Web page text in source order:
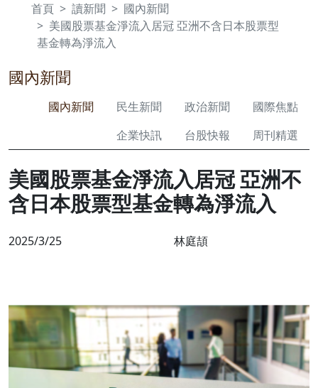
首頁 讀新聞
國內新聞
美國股票基金淨流入居冠 亞洲不含日本股票型
基金轉為淨流入
國內新聞
國內新聞 民生新聞 政治新聞
國際焦點
企業快訊
台股快報 周刊精選
美國股票基金淨流入居冠 亞洲不
含日本股票型基金轉為淨流入
2025/3/25 林庭頡